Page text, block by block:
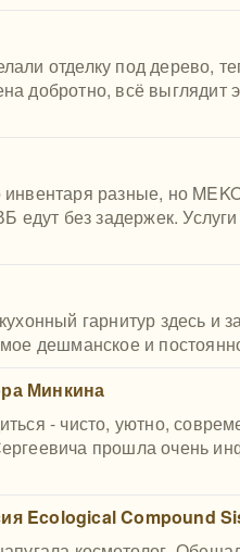
отделку под дерево,
добротно, всё выглядит
разные, но
едут без задержек.
гарнитур здесь и
дешманское и
Минкина
- чисто, уютно,
прошла очень
Ecological Compound